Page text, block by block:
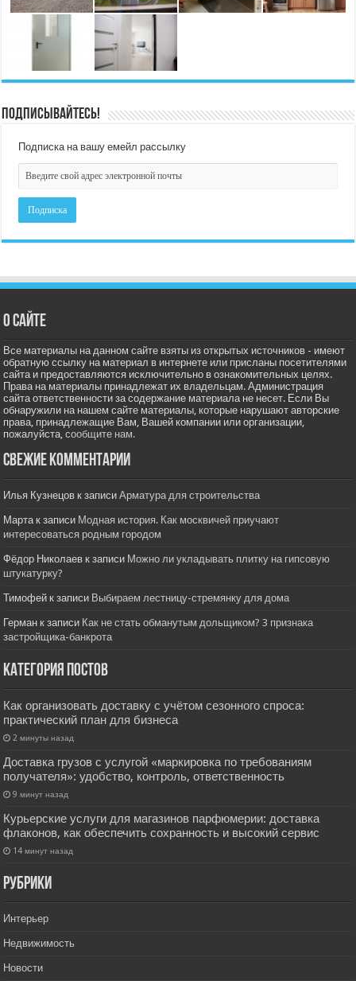
Подписывайтесь!
Подписка на вашу емейл рассылку
О сайте
Все материалы на данном сайте взяты из открытых источников - имеют
обратную ссылку на материал в интернете или присланы посетителями
сайта и предоставляются исключительно в ознакомительных целях.
Права на материалы принадлежат их владельцам. Администрация
сайта ответственности за содержание материала не несет. Если Вы
обнаружили на нашем сайте материалы, которые нарушают авторские
права, принадлежащие Вам, Вашей компании или организации,
пожалуйста,сообщите нам.
Свежие комментарии
Илья Кузнецов к записиАрматура для строительства
Мартак записи Модная история. Как москвичей приучают
интересоваться родным городом
Фёдор Николаев к записи Можно ли укладывать плитку на гипсовую
штукатурку?
Тимофей к записи Выбираем лестницу-стремянку для дома
Герман к записи Как не стать обманутым дольщиком? 3 признака
застройщика-банкрота
Категория постов
Как организовать доставку с учётом сезонного спроса:
практический план для бизнеса
2 минуты назад
Доставка грузов с услугой «маркировка по требованиям
получателя»: удобство, контроль, ответственность
9 минут назад
Курьерские услуги для магазинов парфюмерии: доставка
флаконов, как обеспечить сохранность и высокий сервис
14 минут назад
РУбрики
Интерьер
Недвижимость
Новости